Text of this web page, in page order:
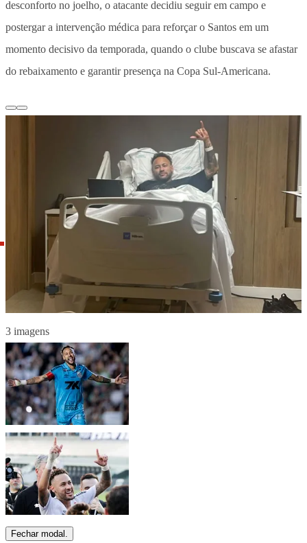
desconforto no joelho, o atacante decidiu seguir em campo e
postergar a intervenção médica para reforçar o Santos em um
momento decisivo da temporada, quando o clube buscava se afastar
do rebaixamento e garantir presença na Copa Sul-Americana.
3 imagens
Fechar modal.